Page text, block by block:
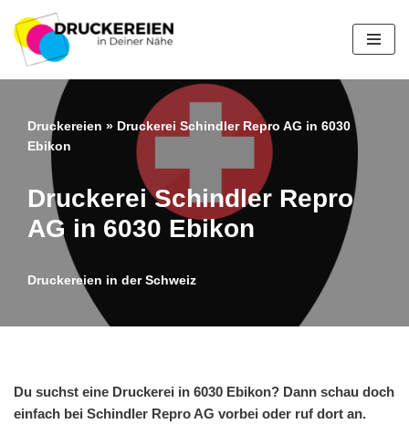
Zum
Inhalt
springen
Druckereien » Druckerei Schindler Repro AG in 6030
Ebikon
Druckerei Schindler Repro
AG in 6030 Ebikon
Druckereien in der Schweiz
Du suchst eine Druckerei in 6030 Ebikon? Dann schau doch
einfach bei Schindler Repro AG vorbei oder ruf dort an.